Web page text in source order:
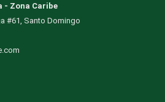
- Zona Caribe
#61, Santo Domingo